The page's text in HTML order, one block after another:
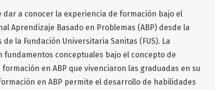
a conocer la experiencia de formación bajo el
Aprendizaje Basado en Problemas (ABP) desde la
la Fundación Universitaria Sanitas (FUS). La
fundamentos conceptuales bajo el concepto de
en ABP que vivenciaron las graduadas en su
en ABP permite el desarrollo de habilidades